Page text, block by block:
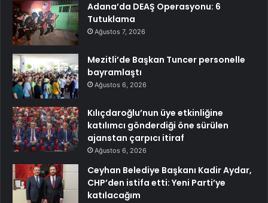
Adana’da DEAŞ Operasyonu: 6
Tutuklama
Ağustos 7, 2026
Mezitli’de Başkan Tuncer personelle
bayramlaştı
Ağustos 6, 2026
Kılıçdaroğlu’nun üye etkinliğine
katılımcı gönderdiği öne sürülen
ajanstan çarpıcı itiraf
Ağustos 6, 2026
Ceyhan Belediye Başkanı Kadir Aydar,
CHP’den istifa etti: Yeni Parti’ye
katılacağım